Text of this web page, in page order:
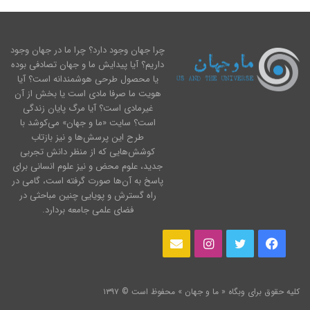
چرا جهان وجود دارد؟ چرا ما در جهان وجود
داریم؟ آیا پیدایش ما و جهان تصادفی بوده
یا محصول طرحی هوشمندانه است؟ آیا
هویت ما صرفا مادی است یا بخش از آن
غیرمادی است؟ آیا مرگ پایان زندگی
است؟ سایت «ما و جهان» می‌کوشد با
طرح این پرسش‌ها و نیز بازتاب
کوشش‌هایی که از منظر دانش تجربی
جدید، علوم محض و نیز علوم انسانی برای
پاسخ به آن‌ها صورت گرفته است، گامی در
راه گسترش و پویایی چنین مباحثی در
فضای علمی جامعه بردارد.
فیس
توییتراینستاگرامایمیل
کلیه حقوق برای وبگاه « ما و جهان » محفوظ است © ۱۳۹۷